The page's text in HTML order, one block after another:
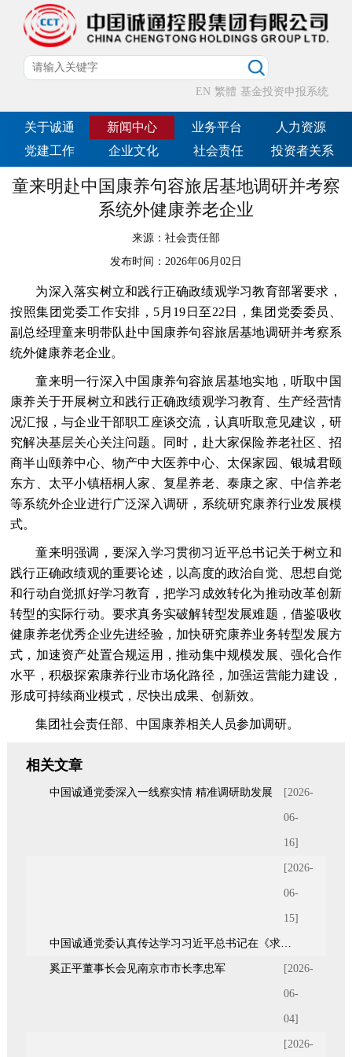
EN 繁體 基金投资申报系统
关于诚通 新闻中心 业务平台
人力资源
党建工作
企业文化 社会责任 投资者关系
童来明赴中国康养句容旅居基地调研并考察
系统外健康养老企业
来源： 社会责任部
发布时间： 2026年06月02日
为深入落实树立和践行正确政绩观学习教育部署要求，
按照集团党委工作安排，5月19日至22日，集团党委委员、
副总经理童来明带队赴中国康养句容旅居基地调研并考察系
统外健康养老企业。
童来明一行深入中国康养句容旅居基地实地，听取中国
康养关于开展树立和践行正确政绩观学习教育、生产经营情
况汇报，与企业干部职工座谈交流，认真听取意见建议，研
究解决基层关心关注问题。同时，赴大家保险养老社区、招
商半山颐养中心、物产中大医养中心、太保家园、银城君颐
东方、太平小镇梧桐人家、复星养老、泰康之家、中信养老
等系统外企业进行广泛深入调研，系统研究康养行业发展模
式。
童来明强调，要深入学习贯彻习近平总书记关于树立和
践行正确政绩观的重要论述，以高度的政治自觉、思想自觉
和行动自觉抓好学习教育，把学习成效转化为推动改革创新
转型的实际行动。要求真务实破解转型发展难题，借鉴吸收
健康养老优秀企业先进经验，加快研究康养业务转型发展方
式，加速资产处置合规运用，推动集中规模发展、强化合作
水平，积极探索康养行业市场化路径，加强运营能力建设，
形成可持续商业模式，尽快出成果、创新效。
集团社会责任部、中国康养相关人员参加调研。
相关文章
[2026-
06-
16]
中国诚通党委深入一线察实情 精准调研助发展
[2026-
06-
15]
中国诚通党委认真传达学习习近平总书记在《求是》杂志发表的重要文章《前瞻布局和发展未来产业》
[2026-
06-
04]
奚正平董事长会见南京市市长李忠军
[2026-